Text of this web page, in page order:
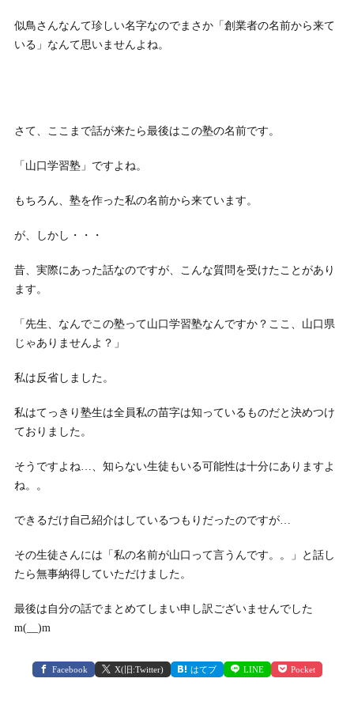
似鳥さんなんて珍しい名字なのでまさか「創業者の名前から来て
いる」なんて思いませんよね。
さて、ここまで話が来たら最後はこの塾の名前です。
「山口学習塾」ですよね。
もちろん、塾を作った私の名前から来ています。
が、しかし・・・
昔、実際にあった話なのですが、こんな質問を受けたことがあり
ます。
「先生、なんでこの塾って山口学習塾なんですか？ここ、山口県
じゃありませんよ？」
私は反省しました。
私はてっきり塾生は全員私の苗字は知っているものだと決めつけ
ておりました。
そうですよね…、知らない生徒もいる可能性は十分にありますよ
ね。。
できるだけ自己紹介はしているつもりだったのですが…
その生徒さんには「私の名前が山口って言うんです。。」と話し
たら無事納得していただけました。
最後は自分の話でまとめてしまい申し訳ございませんでした
m(__)m
Facebook X(旧:Twitter) はてブ LINE Pocket